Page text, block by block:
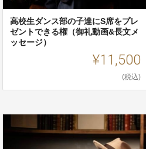
高校生ダンス部の子達にS席をプレ
ゼントできる権（御礼動画&長文メ
ッセージ）
¥11,500
(税込)